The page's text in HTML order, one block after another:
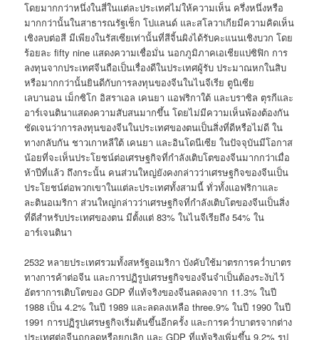
โดยมากกว่าหนึ่งในสี่ในแต่ละประเทศไม่ให้ความเห็น ครึ่งหนึ่งหรือ
มากกว่านั้นในสาธารณรัฐเช็ก โปแลนด์ และสโลวาเกียมีความคิดเห็น
เชิงลบต่อสี มีเพียงในรัสเซียเท่านั้นที่สีจิ้นผิงได้รับคะแนนเชิงบวก โดย
ร้อยละ fifty nine แสดงความเชื่อมั่น นอกภูมิภาคเอเชียแปซิฟิก การ
ลงทุนจากประเทศจีนถือเป็นเรื่องดีในประเทศผู้รับ ประมาณหกในสิบ
หรือมากกว่านั้นยินดีกับการลงทุนของจีนในไนจีเรีย ตูนิเซีย
เลบานอน เม็กซิโก อิสราเอล เคนยา แอฟริกาใต้ และบราซิล ตุรกีและ
อาร์เจนตินาแสดงความสับสนมากขึ้น โดยไม่มีความเห็นพ้องต้องกัน
ชัดเจนว่าการลงทุนของจีนในประเทศของตนเป็นสิ่งที่ดีหรือไม่ดี ใน
ทางกลับกัน ชาวเกาหลีใต้ เคนยา และอินโดนีเซีย ในปัจจุบันมีโอกาส
น้อยที่จะเห็นประโยชน์ต่อเศรษฐกิจที่กำลังเติบโตของจีนมากกว่าเมื่อ
ห้าปีที่แล้ว ถึงกระนั้น คนส่วนใหญ่ยังคงกล่าวว่าเศรษฐกิจของจีนเป็น
ประโยชน์ต่อพวกเขาในแต่ละประเทศทั้งสามนี้ ทั่วทั้งแอฟริกาและ
ละตินอเมริกา ส่วนใหญ่กล่าวว่าเศรษฐกิจที่กำลังเติบโตของจีนเป็นสิ่ง
ที่ดีสำหรับประเทศของตน มีตั้งแต่ 83% ในไนจีเรียถึง 54% ใน
อาร์เจนตินา
2532 หลายประเทศรวมทั้งสหรัฐอเมริกา บังคับใช้มาตรการคว่ำบาตร
ทางการค้าต่อจีน และการปฏิรูปเศรษฐกิจของจีนจำเป็นต้องระงับไว้
อัตราการเติบโตของ GDP ที่แท้จริงของจีนลดลงจาก 11.3% ในปี
1988 เป็น 4.2% ในปี 1989 และลดลงเหลือ three.9% ในปี 1990 ในปี
1991 การปฏิรูปเศรษฐกิจเริ่มต้นขึ้นอีกครั้ง และการคว่ำบาตรจากต่าง
ประเทศต่อจีนถูกลดหรือยกเลิก และ GDP ที่แท้จริงเพิ่มขึ้น 9.2% รูป